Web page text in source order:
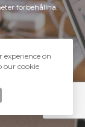
förbehållna.
experience on
our cookie